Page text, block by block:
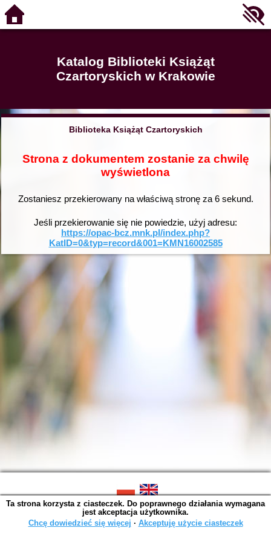
Katalog Biblioteki Książąt
Czartoryskich w Krakowie
Biblioteka Książąt Czartoryskich
Strona z dokumentem zostanie za chwilę
wyświetlona
Zostaniesz przekierowany na właściwą stronę za 6sekund.
Jeśli przekierowanie się nie powiedzie, użyj adresu:
https://opac-bcz.mnk.pl/index.php?
KatID=0&typ=record&001=KMN16002585
SOWA OPAC v. 6.11.10 (2026-07-24)
Wygenerowano w 0,0015 s.
Ta strona korzysta z ciasteczek. Do poprawnego działania wymagana
jest akceptacja użytkownika.
Chcę dowiedzieć się więcej ∙ Akceptuję użycie ciasteczek